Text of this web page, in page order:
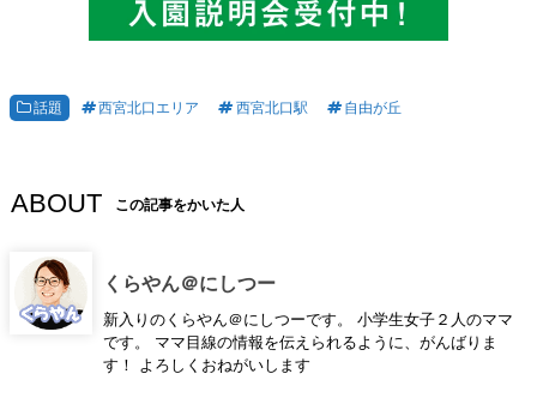
話題 西宮北口エリア 西宮北口駅 自由が丘
ABOUT この記事をかいた人
くらやん＠にしつー
新入りのくらやん＠にしつーです。 小学生女子２人のママ
です。 ママ目線の情報を伝えられるように、がんばりま
す！ よろしくおねがいします